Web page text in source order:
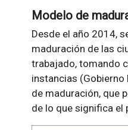
Modelo de
Desde el año 2014,
maduración de las
trabajado, tomando
instancias (Gobierno
de maduración, que
de lo que significa